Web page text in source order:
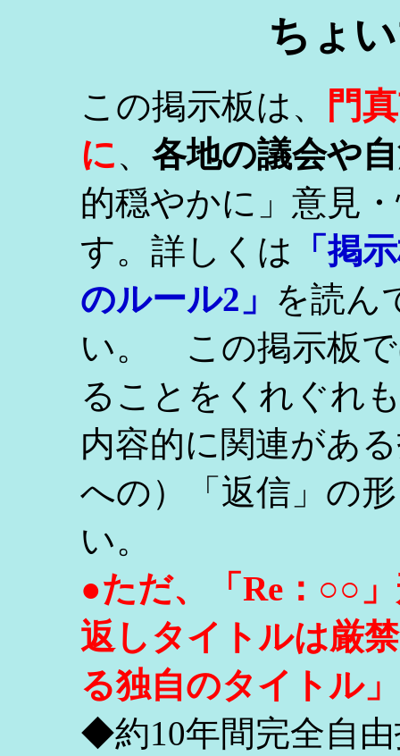
ちょ
この掲示板は、
門
に、 各地の議会や
的穏やかに」意見
す。詳しくは
「掲
のルール2」 を読ん
い。 この掲示板で
ることをくれぐれ
内容的に関連があ
への）「返信」の
い。
●ただ、「Re：○○
返しタイトルは厳
る独自のタイトル
◆約10年間完全自